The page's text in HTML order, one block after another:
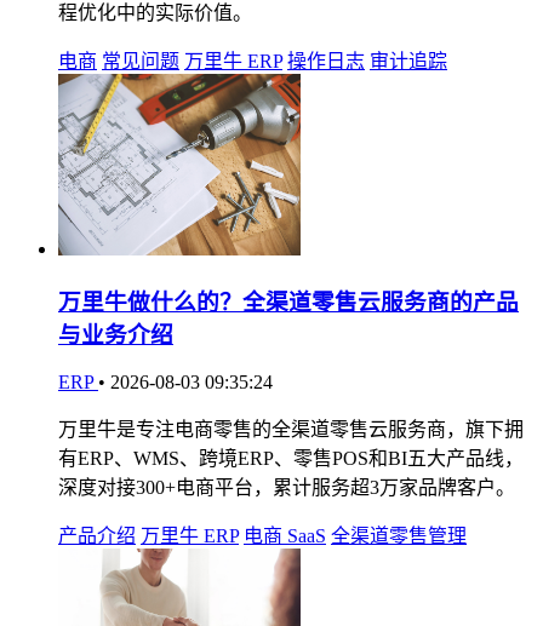
程优化中的实际价值。
电商 常见问题 万里牛 ERP 操作日志 审计追踪
万里牛做什么的？全渠道零售云服务商的产品
与业务介绍
ERP • 2026-08-03 09:35:24
万里牛是专注电商零售的全渠道零售云服务商，旗下拥
有ERP、WMS、跨境ERP、零售POS和BI五大产品线，
深度对接300+电商平台，累计服务超3万家品牌客户。
产品介绍 万里牛 ERP 电商 SaaS 全渠道零售管理